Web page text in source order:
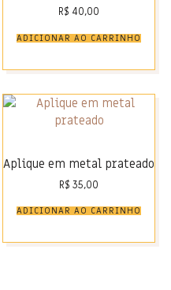
R$ 40,00
ADICIONAR AO CARRINHO
Aplique em metal prateado
R$ 35,00
ADICIONAR AO CARRINHO